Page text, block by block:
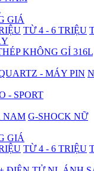
GIÁ
TỪ 4 - 6 TRIỆU
KHÔNG GỈ 316L
- MÁY PIN
- SPORT
NAM G-SHOCK NỮ
GIÁ
TỪ 4 - 6 TRIỆU